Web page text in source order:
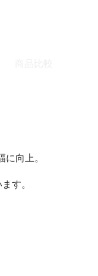
向上。
す。